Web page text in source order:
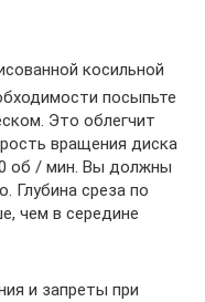
косильной
посыпьте
Это облегчит
вращения диска
об / мин. Вы должны
Глубина среза по
чем в середине
и запреты при